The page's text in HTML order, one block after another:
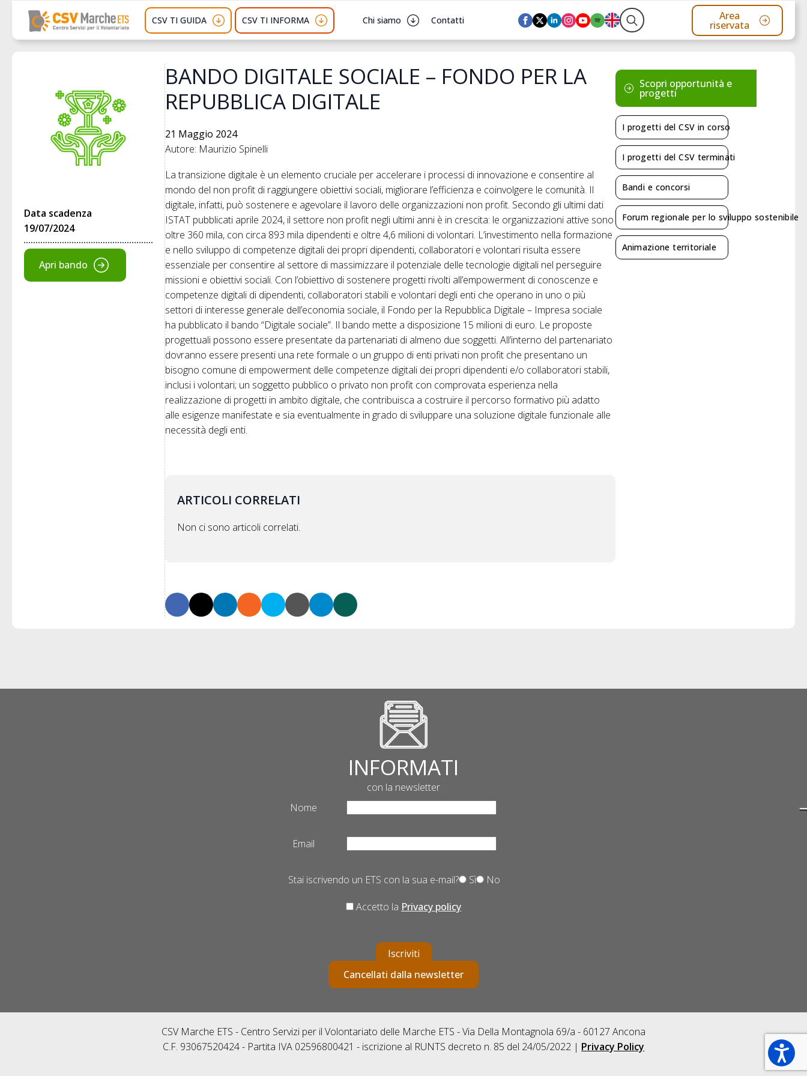
CSV TI GUIDA CSV TI INFORMA Chi siamo Contatti
Search
Area
riservata
Data scadenza
19/07/2024
Apri bando
BANDO DIGITALE SOCIALE – FONDO PER LA
REPUBBLICA DIGITALE
21 Maggio 2024
Autore: Maurizio Spinelli
La transizione digitale è un elemento cruciale per accelerare i processi di innovazione e consentire al
mondo del non profit di raggiungere obiettivi sociali, migliorare l’efficienza e coinvolgere le comunità. Il
digitale, infatti, può sostenere e agevolare il lavoro delle organizzazioni non profit. Secondo gli ultimi dati
ISTAT pubblicati aprile 2024, il settore non profit negli ultimi anni è in crescita: le organizzazioni attive sono
oltre 360 mila, con circa 893 mila dipendenti e oltre 4,6 milioni di volontari. L’investimento nella formazione
e nello sviluppo di competenze digitali dei propri dipendenti, collaboratori e volontari risulta essere
essenziale per consentire al settore di massimizzare il potenziale delle tecnologie digitali nel perseguire
missioni e obiettivi sociali. Con l’obiettivo di sostenere progetti rivolti all’empowerment di conoscenze e
competenze digitali di dipendenti, collaboratori stabili e volontari degli enti che operano in uno o più
settori di interesse generale dell’economia sociale, il Fondo per la Repubblica Digitale – Impresa sociale
ha pubblicato il bando “Digitale sociale”. Il bando mette a disposizione 15 milioni di euro. Le proposte
progettuali possono essere presentate da partenariati di almeno due soggetti. All’interno del partenariato
dovranno essere presenti una rete formale o un gruppo di enti privati non profit che presentano un
bisogno comune di empowerment delle competenze digitali dei propri dipendenti e/o collaboratori stabili,
inclusi i volontari; un soggetto pubblico o privato non profit con comprovata esperienza nella
realizzazione di progetti in ambito digitale, che contribuisca a costruire il percorso formativo più adatto
alle esigenze manifestate e sia eventualmente in grado di sviluppare una soluzione digitale funzionale alle
necessità degli enti.
ARTICOLI CORRELATI
Non ci sono articoli correlati.
Scopri opportunità e
progetti
I progetti del CSV in corso
I progetti del CSV terminati
Bandi e concorsi
Forum regionale per lo sviluppo sostenibile
Animazione territoriale
INFORMATI
con la newsletter
Nome
Email
Stai iscrivendo un ETS con la sua e-mail? Sì No
Accetto la Privacy policy
Iscriviti
Cancellati dalla newsletter
CSV Marche ETS - Centro Servizi per il Volontariato delle Marche ETS - Via Della Montagnola 69/a - 60127 Ancona
C.F. 93067520424 - Partita IVA 02596800421 - iscrizione al RUNTS decreto n. 85 del 24/05/2022 | Privacy Policy